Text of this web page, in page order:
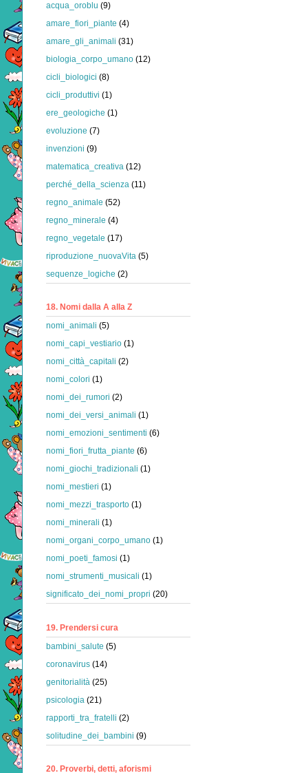
acqua_oroblu (9)
amare_fiori_piante (4)
amare_gli_animali (31)
biologia_corpo_umano (12)
cicli_biologici (8)
cicli_produttivi (1)
ere_geologiche (1)
evoluzione (7)
invenzioni (9)
matematica_creativa (12)
perché_della_scienza (11)
regno_animale (52)
regno_minerale (4)
regno_vegetale (17)
riproduzione_nuovaVita (5)
sequenze_logiche (2)
18. Nomi dalla A alla Z
nomi_animali (5)
nomi_capi_vestiario (1)
nomi_città_capitali (2)
nomi_colori (1)
nomi_dei_rumori (2)
nomi_dei_versi_animali (1)
nomi_emozioni_sentimenti (6)
nomi_fiori_frutta_piante (6)
nomi_giochi_tradizionali (1)
nomi_mestieri (1)
nomi_mezzi_trasporto (1)
nomi_minerali (1)
nomi_organi_corpo_umano (1)
nomi_poeti_famosi (1)
nomi_strumenti_musicali (1)
significato_dei_nomi_propri (20)
19. Prendersi cura
bambini_salute (5)
coronavirus (14)
genitorialità (25)
psicologia (21)
rapporti_tra_fratelli (2)
solitudine_dei_bambini (9)
20. Proverbi, detti, aforismi